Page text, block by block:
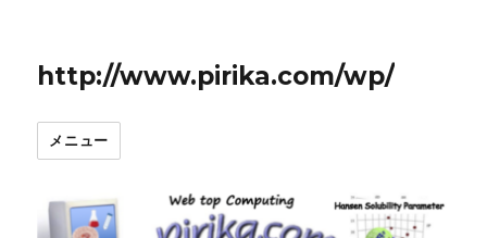
http://www.pirika.com/wp/
メニュー